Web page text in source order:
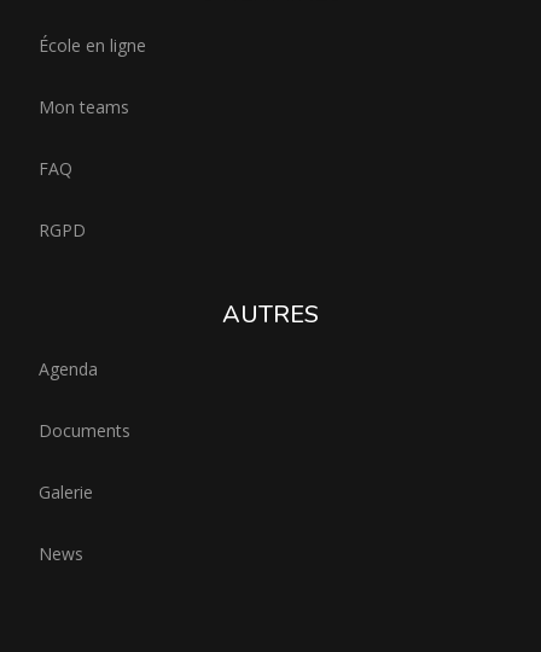
École en ligne
Mon teams
FAQ
RGPD
AUTRES
Agenda
Documents
Galerie
News